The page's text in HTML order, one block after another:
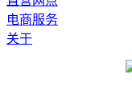
电商服务
关于